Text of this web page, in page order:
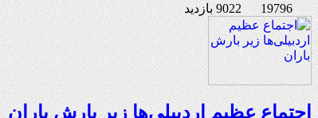
19796 9022 بازدید
اجتماع عظیم اردبیلی‌ها زیر بارش باران